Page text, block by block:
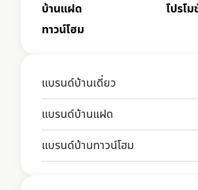
บ้านแฝด
ทาวน์โฮม
โปรโ
แบรนด์บ้านเดี่ยว
แบรนด์บ้านแฝด
แบรนด์บ้านทาวน์โฮม